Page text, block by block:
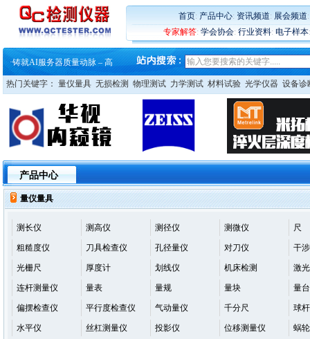
首页: 产品中心: 资讯频道: 展会频道
专家解答: 学会协会: 行业资料: 电子样本
ZEISS BOSELLO ADR 让内部缺
蔡司和亿纬锂能达成战略合作
大牌云集 买家升级 ——26
·蔡司软件 | 高效变形分析能
·铸就AI服务器质量动脉 – 高
·铸就AI服务器质量动脉 – 高
·ZEISS BOSELLO ADR 让内部缺
·大牌云集 买家升级 ——26
热门关键字： 量仪量具 无损检测 物理测试 力学测试 材料试验 光学仪器 设备诊
产品中心
量仪量具
测长仪 测高仪 测径仪 测微仪 尺
粗糙度仪 刀具检查仪 孔径量仪 对刀仪 干
光栅尺 厚度计 划线仪 机床检测 激
连杆测量仪 量表 量规 量块 量台
偏摆检查仪 平行度检查仪 气动量仪 千分尺 球
水平仪 丝杠测量仪 投影仪 位移测量仪 蜗